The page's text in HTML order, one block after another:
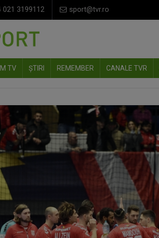
3199112 sport@tvr.ro
TV ȘTIRI REMEMBER CANALE TVR